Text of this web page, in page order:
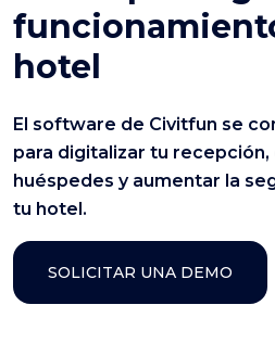
hotel
El software de Civitfun se
para digitalizar tu
huéspedes y aumentar la
tu hotel.
SOLICITAR UNA DEMO